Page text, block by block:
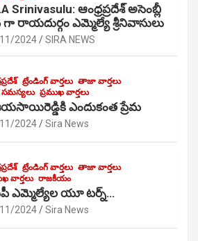
Srinivasulu: ఆంధ్రప్రదేశ్ అసెంబ్లీ
రాయదుర్గం ఎమ్మెల్యే శ్రీనివాసులు
2024 SIRA NEWS
ట్రేండింగ్ వార్తలు తాజా వార్తలు
సమస్యలు ప్రముఖ వార్తలు
ఎందుకంత ప్రేమ
2024 Sira News
ట్రేండింగ్ వార్తలు తాజా వార్తలు
వార్తలు రాజకీయం
ఎమ్మెల్యేల యూ టర్న్…
2024 Sira News